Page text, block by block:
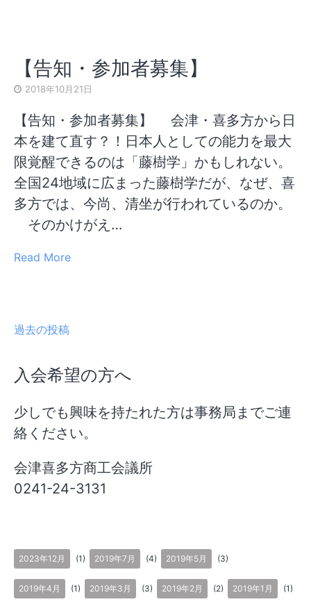
【告知・参加者募集】
2018年10月21日
【告知・参加者募集】 会津・喜多方から日
本を建て直す？！日本人としての能力を最大
限覚醒できるのは「藤樹学」かもしれない。
全国24地域に広まった藤樹学だが、なぜ、喜
多方では、今尚、清坐が行われているのか。
そのかけがえ…
Read More
稿
ナ
ビ
ゲ
ー
ョ
ン
過去の投稿
入会希望の方へ
少しでも興味を持たれた方は事務局までご連
絡ください。
会津喜多方商工会議所
0241-24-3131
2023年12月 (1) 2019年7月 (4) 2019年5月 (3)
2019年4月 (1) 2019年3月 (3) 2019年2月 (2) 2019年1月 (1)